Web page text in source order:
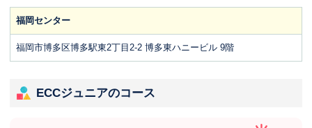
福岡センター
福岡市博多区博多駅東2丁目2-2 博多東ハニービル 9階
ECCジュニアのコース